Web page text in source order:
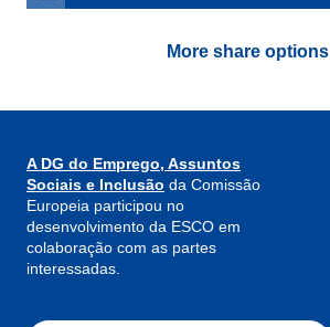
More share options
A DG do Emprego, Assuntos
Sociais e Inclusão da Comissão
Europeia participou no
desenvolvimento da ESCO em
colaboração com as partes
interessadas.